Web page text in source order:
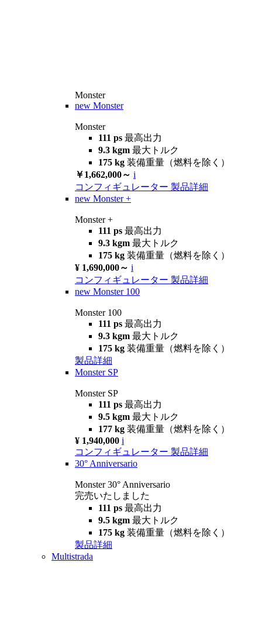
Monster
new Monster
Monster
111 ps 最高出力
9.3 kgm 最大トルク
175 kg 装備重量（燃料を除く）
￥1,662,000～ i
コンフィギュレーター 製品詳細
new Monster +
Monster +
111 ps 最高出力
9.3 kgm 最大トルク
175 kg 装備重量（燃料を除く）
¥ 1,690,000～ i
コンフィギュレーター 製品詳細
new Monster 100
Monster 100
111 ps 最高出力
9.3 kgm 最大トルク
175 kg 装備重量（燃料を除く）
製品詳細
Monster SP
Monster SP
111 ps 最高出力
9.5 kgm 最大トルク
177 kg 装備重量（燃料を除く）
¥ 1,940,000 i
コンフィギュレーター 製品詳細
30° Anniversario
Monster 30° Anniversario
完売いたしました
111 ps 最高出力
9.5 kgm 最大トルク
175 kg 装備重量（燃料を除く）
製品詳細
Multistrada